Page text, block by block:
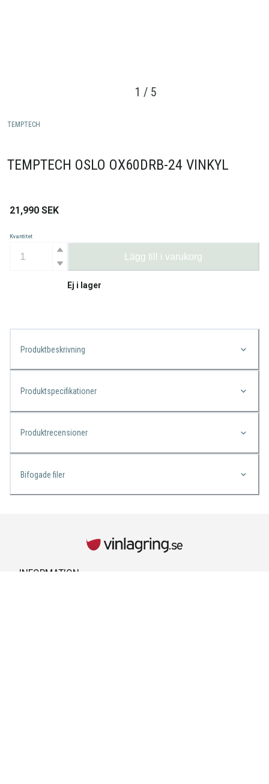
1 / 5
TEMPTECH
TEMPTECH OSLO OX60DRB-24 VINKYL
21,990 SEK
Kvantitet
Lägg till i varukorg
Ej i lager
Produktbeskrivning
Produktspecifikationer
Produktrecensioner
Bifogade filer
INFORMATION